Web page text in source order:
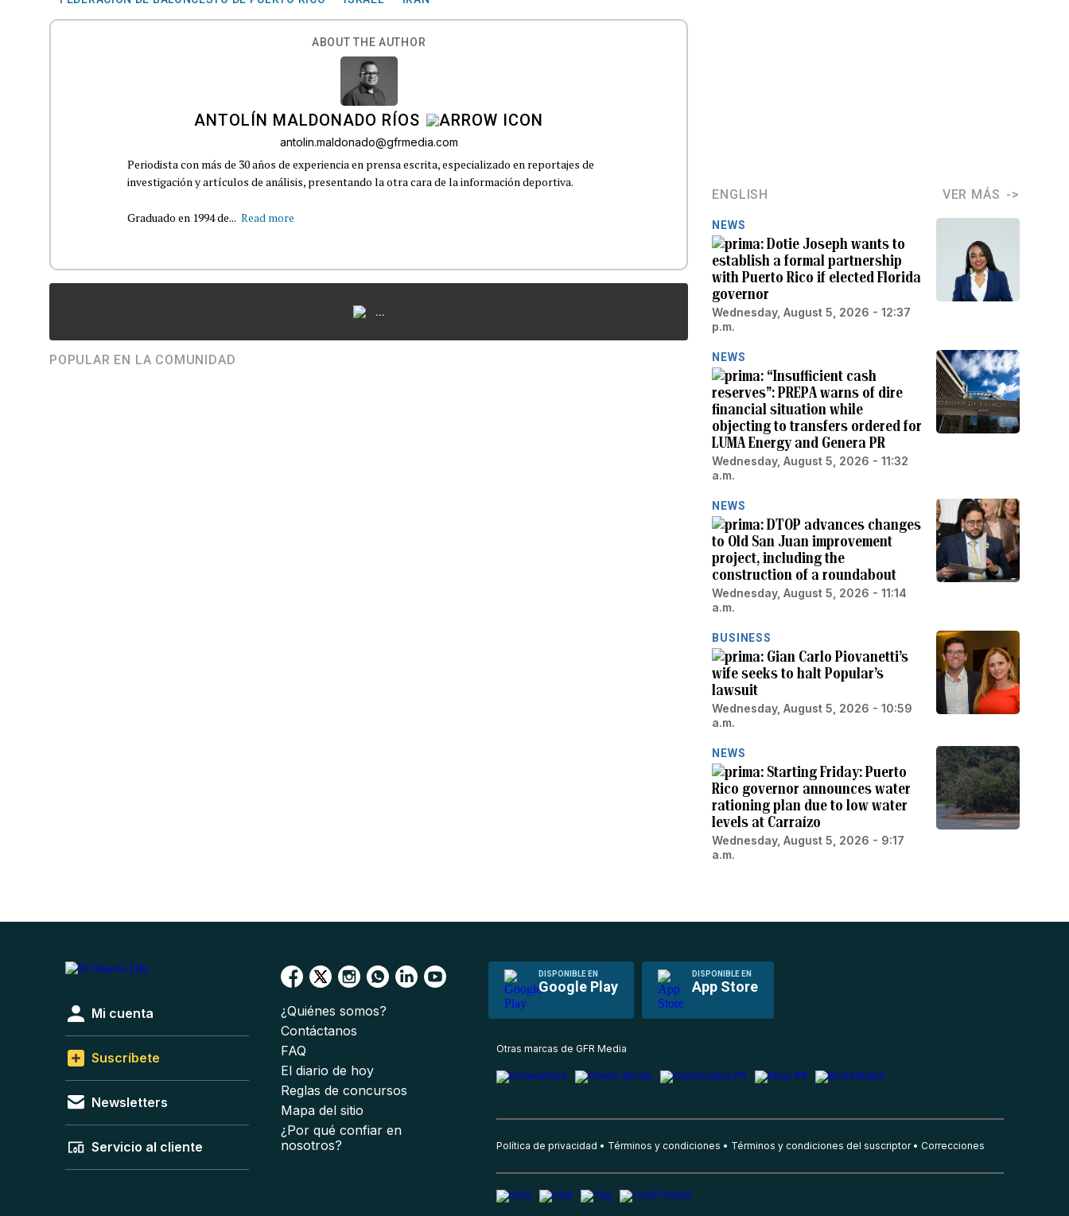
ABOUT THE AUTHOR
ANTOLÍN MALDONADO RÍOS
antolin.maldonado@gfrmedia.com
Periodista con más de 30 años de experiencia en prensa escrita, especializado en reportajes de
investigación y artículos de análisis, presentando la otra cara de la información deportiva.
Graduado en 1994 de... Read more
...
POPULAR EN LA COMUNIDAD
ENGLISH VER MÁS
NEWS
Dotie Joseph wants to
establish a formal partnership
with Puerto Rico if elected Florida
governor
Wednesday, August 5, 2026 - 12:37
p.m.
NEWS
“Insufficient cash
reserves”: PREPA warns of dire
financial situation while
objecting to transfers ordered for
LUMA Energy and Genera PR
Wednesday, August 5, 2026 - 11:32
a.m.
NEWS
DTOP advances changes
to Old San Juan improvement
project, including the
construction of a roundabout
Wednesday, August 5, 2026 - 11:14
a.m.
BUSINESS
Gian Carlo Piovanetti’s
wife seeks to halt Popular’s
lawsuit
Wednesday, August 5, 2026 - 10:59
a.m.
NEWS
Starting Friday: Puerto
Rico governor announces water
rationing plan due to low water
levels at Carraízo
Wednesday, August 5, 2026 - 9:17
a.m.
DISPONIBLE EN
Google Play
DISPONIBLE EN
App Store
Mi cuenta
Suscríbete
Newsletters
Servicio al cliente
¿Quiénes somos?
Contáctanos
FAQ
El diario de hoy
Reglas de concursos
Mapa del sitio
¿Por qué confiar en
nosotros?
Otras marcas de GFR Media
Política de privacidad Términos y condiciones Términos y condiciones del suscriptor Correcciones